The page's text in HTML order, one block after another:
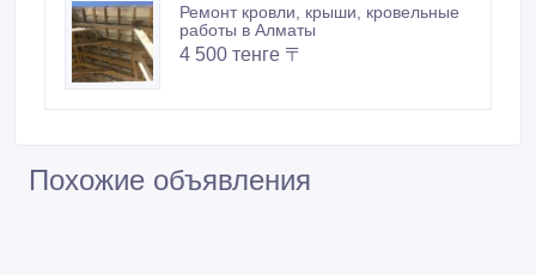
Ремонт кровли, крыши, кровельные
работы в Алматы
4 500 тенге 〒
Похожие объявления